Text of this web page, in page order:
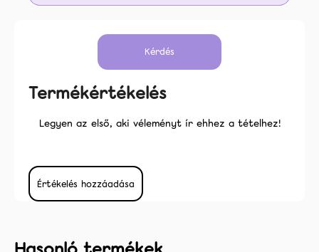
Kérdés
Termékértékelés
Legyen az első, aki véleményt ír ehhez a tételhez!
Értékelés hozzáadása